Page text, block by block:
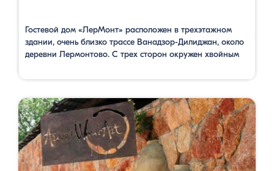
Гостевой дом «ЛерМонт» расположен в трехэтажном
здании, очень близко трассе Ванадзор-Дилиджан, около
деревни Лермонтово. С трех сторон окружен хвойным
просторных номеров, со своими ванными комнатами,
бар, ресторан, террасу. Oдин номер семейный, где есть …